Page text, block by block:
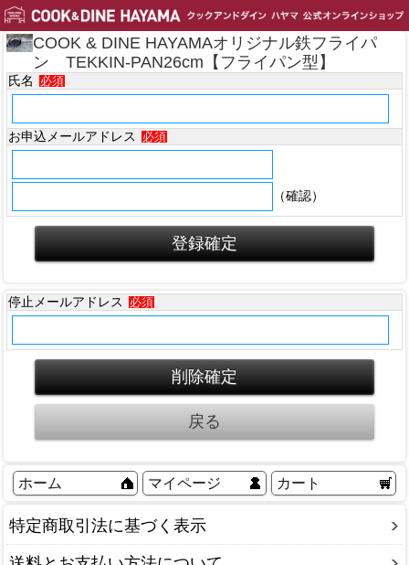
COOK & DINE HAYAMAオリジナル鉄フライパ
ン TEKKIN-PAN26cm【フライパン型】
氏名 必須
お申込メールアドレス 必須
（確認）
停止メールアドレス 必須
ホーム マイページ カート
特定商取引法に基づく表示